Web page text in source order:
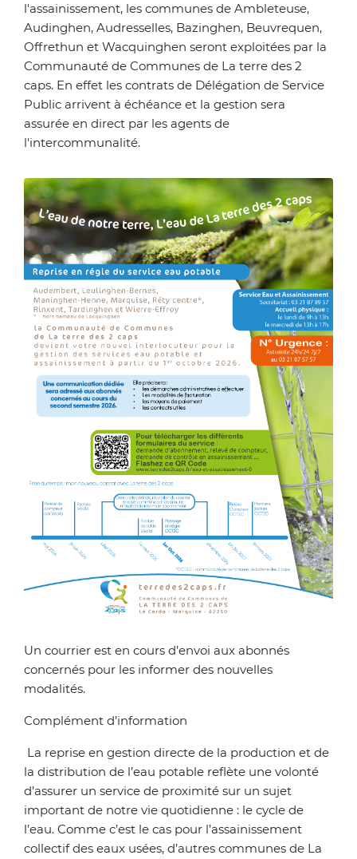
l'assainissement, les communes de Ambleteuse,
Audinghen, Audresselles, Bazinghen, Beuvrequen,
Offrethun et Wacquinghen seront exploitées par la
Communauté de Communes de La terre des 2
caps. En effet les contrats de Délégation de Service
Public arrivent à échéance et la gestion sera
assurée en direct par les agents de
l'intercommunalité.
Un courrier est en cours d’envoi aux abonnés
concernés pour les informer des nouvelles
modalités.
Complément d’information
La reprise en gestion directe de la production et de
la distribution de l’eau potable reflète une volonté
d’assurer un service de proximité sur un sujet
important de notre vie quotidienne : le cycle de
l’eau. Comme c’est le cas pour l’assainissement
collectif des eaux usées, d’autres communes de La